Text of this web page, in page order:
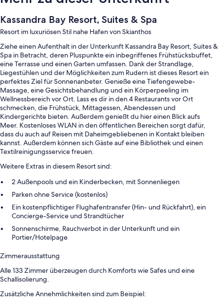
Kassandra Bay Resort, Suites & Spa
Resort im luxuriösen Stil nahe Hafen von Skianthos
Ziehe einen Aufenthalt in der Unterkunft Kassandra Bay Resort, Suites &
Spa in Betracht, deren Pluspunkte ein inbegriffenes Frühstücksbuffet,
eine Terrasse und einen Garten umfassen. Dank der Strandlage,
Liegestühlen und der Möglichkeiten zum Rudern ist dieses Resort ein
perfektes Ziel für Sonnenanbeter. Genieße eine Tiefengewebe-
Massage, eine Gesichtsbehandlung und ein Körperpeeling im
Wellnessbereich vor Ort. Lass es dir in den 4 Restaurants vor Ort
schmecken, die Frühstück, Mittagessen, Abendessen und
Kindergerichte bieten. Außerdem genießt du hier einen Blick aufs
Meer. Kostenloses WLAN in den öffentlichen Bereichen sorgt dafür,
dass du auch auf Reisen mit Daheimgebliebenen in Kontakt bleiben
kannst. Außerdem können sich Gäste auf eine Bibliothek und einen
Textilreinigungsservice freuen.
Weitere Extras in diesem Resort sind:
2 Außenpools und ein Kinderbecken, mit Sonnenliegen
Parken ohne Service (kostenlos)
Ein kostenpflichtiger Flughafentransfer (Hin- und Rückfahrt), ein
Concierge-Service und Strandtücher
Sonnenschirme, Rauchverbot in der Unterkunft und ein
Portier/Hotelpage
Zimmerausstattung
Alle 133 Zimmer überzeugen durch Komforts wie Safes und eine
Schallisolierung.
Zusätzliche Annehmlichkeiten sind zum Beispiel: